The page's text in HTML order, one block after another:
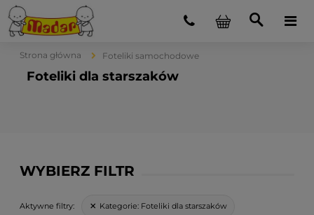
Strona główna Foteliki samochodowe
Foteliki dla starszaków
WYBIERZ FILTR
Aktywne filtry: Kategorie: Foteliki dla starszaków